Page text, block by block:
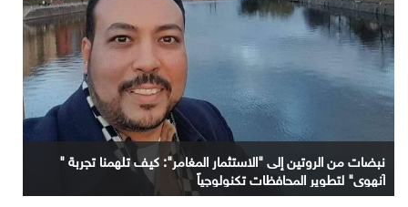
نبضات من الروتين إلى "الاستثمار المغامر": كيف تلهمنا تجربة "
آنهوي" لتطوير المحافظات تكنولوجياً